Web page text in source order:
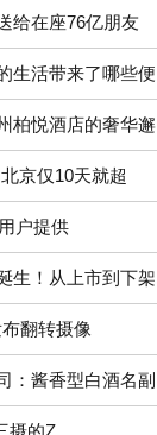
给在座76亿朋友
生活带来了哪些便
柏悦酒店的奢华邂
京仅10天就超
户提供
生！从上市到下架
翻转摄像
：酱香型白酒名副
摄的Z